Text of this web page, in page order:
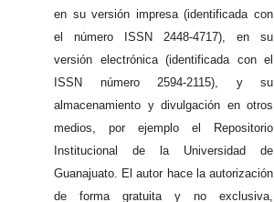
en su versión impresa (identificada con
el número ISSN 2448-4717), en su
versión electrónica (identificada con el
ISSN número 2594-2115), y su
almacenamiento y divulgación en otros
medios, por ejemplo el Repositorio
Institucional de la Universidad de
Guanajuato. El autor hace la autorización
de forma gratuita y no exclusiva,